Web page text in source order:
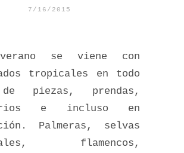
7/16/2015
se viene con
tropicales en todo
piezas, prendas,
e incluso en
Palmeras, selvas
flamencos,